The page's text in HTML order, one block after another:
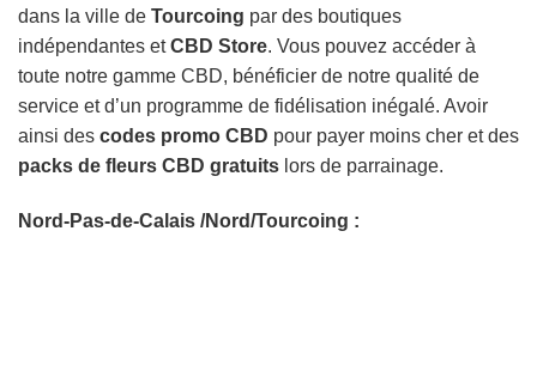
dans la ville de Tourcoing par des boutiques
indépendantes etCBD Store. Vous pouvez accéder à
toute notre gamme CBD, bénéficier de notre qualité de
service et d’un programme de fidélisation inégalé. Avoir
ainsi des codes promo CBD pour payer moins cher et des
packs de fleurs CBD gratuits lors de parrainage.
Nord-Pas-de-Calais /Nord/Tourcoing :